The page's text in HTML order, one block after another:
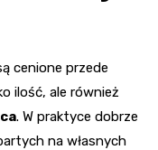
cenione przede
ilość, ale również
. W praktyce dobrze
na własnych